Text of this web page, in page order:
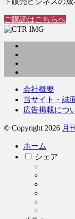
ご購読はこちらへ
会社概要
当サイト・誌
広告掲載につ
© Copyright 2026 月
ホーム
シェア